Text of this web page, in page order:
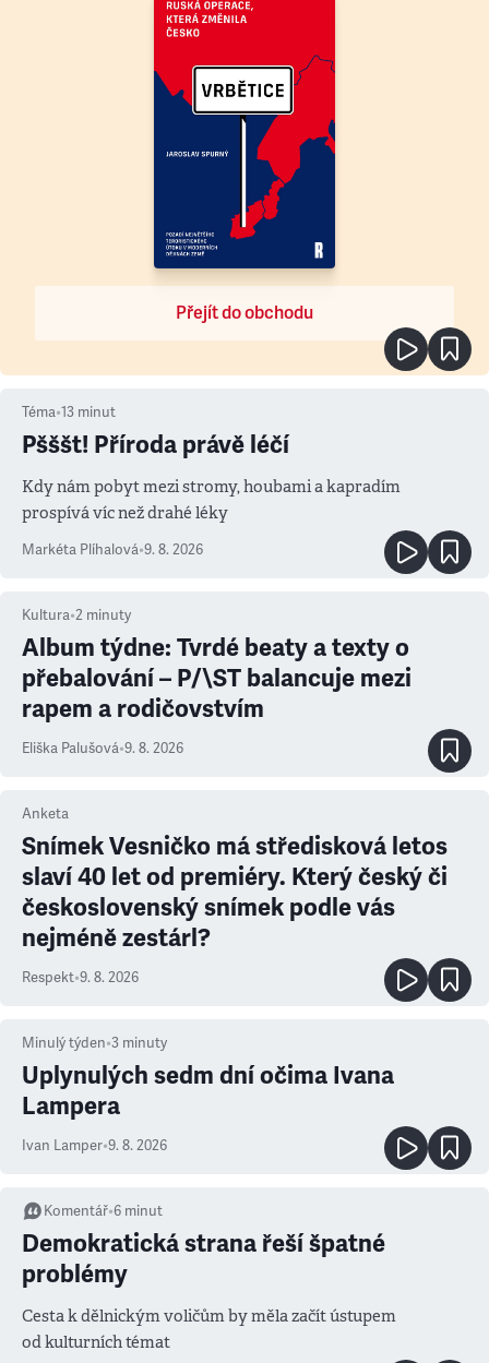
Přejít do obchodu
Téma•13 minut
Pšššt! Příroda právě léčí
Kdy nám pobyt mezi stromy, houbami a kapradím
prospívá víc než drahé léky
Markéta Plíhalová•9. 8. 2026
Kultura•2 minuty
Album týdne: Tvrdé beaty a texty o
přebalování – P/\ST balancuje mezi
rapem a rodičovstvím
Eliška Palušová•9. 8. 2026
Anketa
Snímek Vesničko má středisková letos
slaví 40 let od premiéry. Který český či
československý snímek podle vás
nejméně zestárl?
Respekt•9. 8. 2026
Minulý týden•3 minuty
Uplynulých sedm dní očima Ivana
Lampera
Ivan Lamper•9. 8. 2026
Komentář•6 minut
Demokratická strana řeší špatné
problémy
Cesta k dělnickým voličům by měla začít ústupem
od kulturních témat